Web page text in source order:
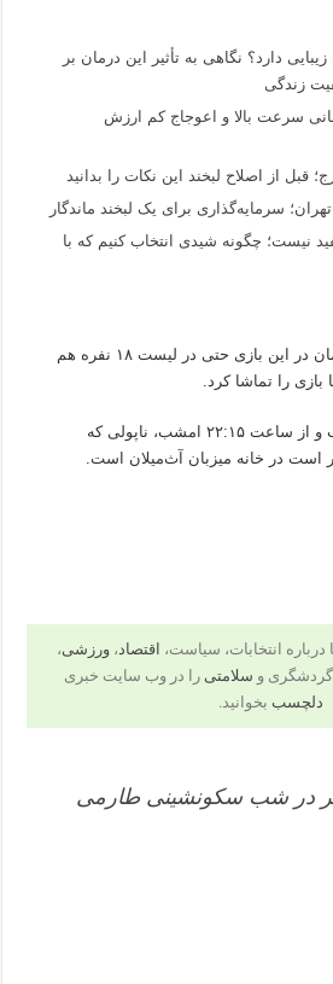
دارد؟ نگاهی به تأثیر این درمان بر
زندگی
سرعت بالا و اعوجاج کم ارزش
از اصلاح لبخند این نکات را بدانید
سرمایه‌گذاری برای یک لبخند ماندگار
چگونه شیدی انتخاب کنیم که با
مهدی طارمی مهاجم کشورمان در این بازی حتی در لیست ۱۸ نفره هم
را تماشا کرد.
در ادامه هفته سی‌ام، امشب و از ساعت ۲۲:۱۵ امشب، ناپولی که
است در خانه میزبان آث‌میلان است.
انتخابات، سیاست،اقتصاد،ورزشی،
وسلامتیرا در وب سایت خبری
دلچسببخوانید.
در شب سکونشینی طارمی